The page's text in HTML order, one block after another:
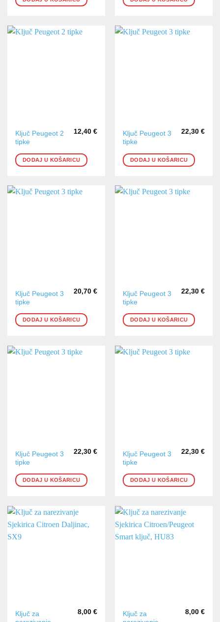
Ključ Peugeot 2
tipke
12,40 €
DODAJ U KOŠARICU
Ključ Peugeot 3
tipke
22,30 €
DODAJ U KOŠARICU
Ključ Peugeot 3
tipke
20,70 €
DODAJ U KOŠARICU
Ključ Peugeot 3
tipke
22,30 €
DODAJ U KOŠARICU
Ključ Peugeot 3
tipke
22,30 €
DODAJ U KOŠARICU
Ključ Peugeot 3
tipke
22,30 €
DODAJ U KOŠARICU
Ključ za
8,00 €
Ključ za
8,00 €